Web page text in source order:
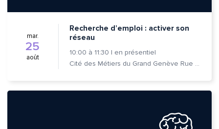
mar.
25
août
Recherche d’emploi : activer son
réseau
10:00 à 11:30 | en présentiel
Cité des Métiers du Grand Genève Rue Prévost-Martin 6 1205 Genève